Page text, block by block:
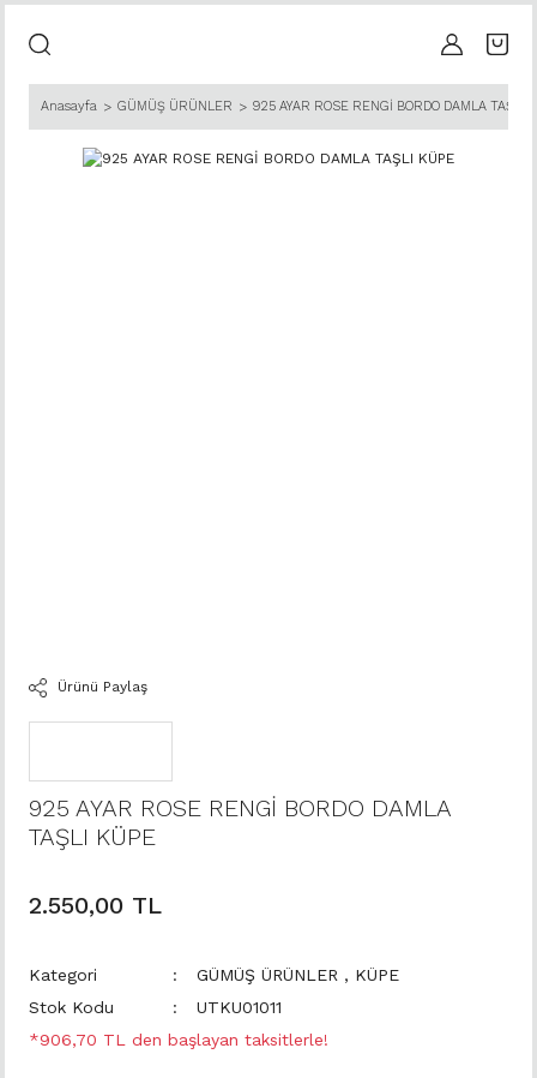
Anasayfa GÜMÜŞ ÜRÜNLER 925 AYAR ROSE RENGİ BORDO DAMLA TAŞLI
Ürünü Paylaş
925 AYAR ROSE RENGİ BORDO DAMLA
TAŞLI KÜPE
2.550,00 TL
Kategori GÜMÜŞ ÜRÜNLER , KÜPE
Stok Kodu
UTKU01011
*906,70 TL den başlayan taksitlerle!